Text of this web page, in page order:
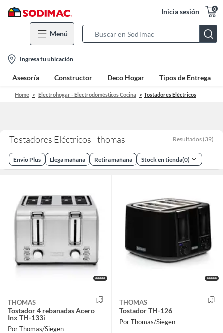
Inicia sesión 0
Menú
Bar
location-
icon
Ingresa tu ubicación
Asesoría Constructor Deco Hogar Tipos de Entrega
Home Electrohogar - Electrodomésticos Cocina Tostadores Eléctricos
Tostadores Eléctricos - thomas Resultados (39)
Envio Plus Llega mañana Retira mañana Stock en tienda(0)
THOMAS
Tostador 4 rebanadas Acero
Inx TH-133i
Por Thomas/Siegen
THOMAS
Tostador TH-126
Por Thomas/Siegen